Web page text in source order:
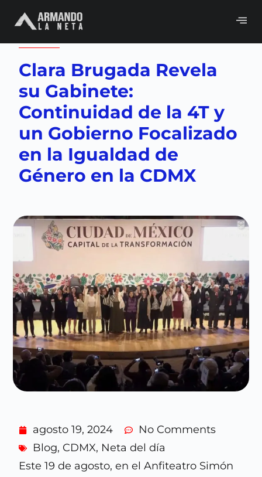
Volver a Blog
Clara Brugada Revela
su Gabinete:
Continuidad de la 4T y
un Gobierno Focalizado
en la Igualdad de
Género en la CDMX
agosto 19, 2024
No Comments
Blog, CDMX, Neta del día
Este 19 de agosto, en el Anfiteatro Simón